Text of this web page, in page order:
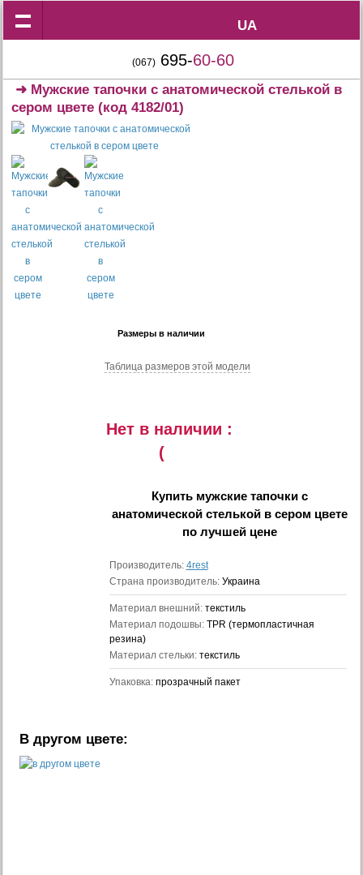
UA
UA
(067) 695-60-60
➜ Мужские тапочки с анатомической стелькой в
сером цвете (код 4182/01)
Размеры в наличии
Таблица размеров этой модели
Нет в наличии :
(
Купить мужские тапочки с
анатомической стелькой в сером цвете
по лучшей цене
Производитель: 4rest
Страна производитель: Украина
Материал внешний: текстиль
Материал подошвы: TPR (термопластичная
резина)
Материал стельки: текстиль
Упаковка: прозрачный пакет
В другом цвете: